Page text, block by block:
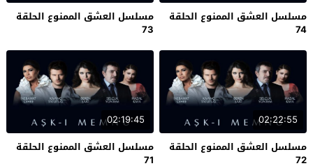
مسلسل العشق الممنوع الحلقة
74
مسلسل العشق الممنوع الحلقة
73
02:22:55
مسلسل العشق الممنوع الحلقة
72
02:19:45
مسلسل العشق الممنوع الحلقة
71